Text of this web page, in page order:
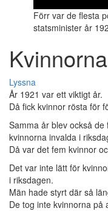
Förr var de flesta
statsminister år
Lyssna
År 1921 var ett viktigt år.
Då fick kvinnor rösta för
Samma år blev också de
kvinnorna invalda i
Då var det fem kvinnor
Det var inte lätt för
i riksdagen.
Män hade styrt där så
De tog inte kvinnorna på